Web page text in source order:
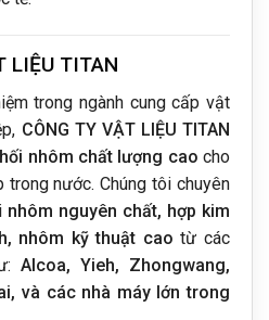
LIỆU TITAN
trong ngành cung cấp vật
CÔNG TY VẬT LIỆU TITAN
nhôm chất lượng cao cho
trong nước. Chúng tôi chuyên
nhôm nguyên chất, hợp kim
nhôm kỹ thuật cao từ các
Alcoa, Yieh, Zhongwang,
và các nhà máy lớn trong